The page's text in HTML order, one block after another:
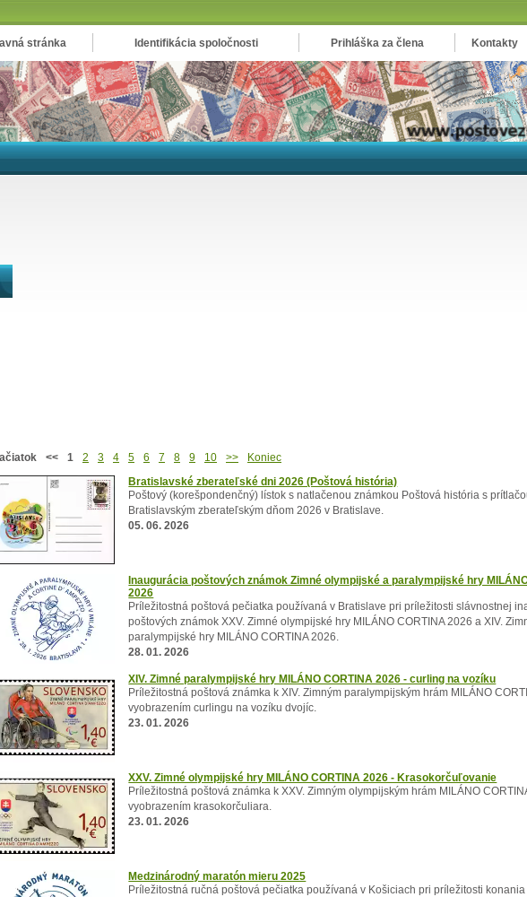
stránka Identifikácia spoločnosti Prihláška za člena Kontakty
<< 1 2 3 4 5 6 7 8 9 10 >>
Koniec
Bratislavské zberateľské dni 2026 (Poštová história)
Poštový (korešpondenčný) lístok s natlačenou známkou Poštová história s
Bratislavským zberateľským dňom 2026 v Bratislave.
05. 06. 2026
Inaugurácia poštových známok Zimné olympijské a paralympijské hry
2026
Príležitostná poštová pečiatka používaná v Bratislave pri príležitosti slávnostnej
poštových známok XXV. Zimné olympijské hry MILÁNO CORTINA 2026 a XIV.
paralympijské hry MILÁNO CORTINA 2026.
28. 01. 2026
XIV. Zimné paralympijské hry MILÁNO CORTINA 2026 - curling na vozíku
Príležitostná poštová známka k XIV. Zimným paralympijským hrám MILÁNO
vyobrazením curlingu na vozíku dvojíc.
23. 01. 2026
XXV. Zimné olympijské hry MILÁNO CORTINA 2026 - Krasokorčuľovanie
Príležitostná poštová známka k XXV. Zimným olympijským hrám MILÁNO
vyobrazením krasokorčuliara.
23. 01. 2026
Medzinárodný maratón mieru 2025
Príležitostná ručná poštová pečiatka používaná v Košiciach pri príležitosti konania